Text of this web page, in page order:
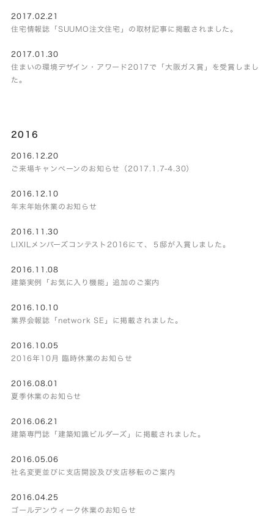
2017.02.21
住宅情報誌「SUUMO注文住宅」の取材記事に掲載されました。
2017.01.30
住まいの環境デザイン・アワード2017で「大阪ガス賞」を受賞しまし
た。
2016
2016.12.20
ご来場キャンペーンのお知らせ（2017.1.7-4.30）
2016.12.10
年末年始休業のお知らせ
2016.11.30
LIXILメンバーズコンテスト2016にて、５邸が入賞しました。
2016.11.08
建築実例「お気に入り機能」追加のご案内
2016.10.10
業界会報誌「network SE」に掲載されました。
2016.10.05
2016年10月 臨時休業のお知らせ
2016.08.01
夏季休業のお知らせ
2016.06.21
建築専門誌「建築知識ビルダーズ」に掲載されました。
2016.05.06
社名変更並びに支店開設及び支店移転のご案内
2016.04.25
ゴールデンウィーク休業のお知らせ